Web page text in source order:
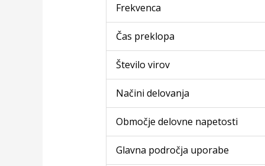
Frekvenca
Čas preklopa
Število virov
Načini delovanja
Območje delovne napetosti
Glavna področja uporabe